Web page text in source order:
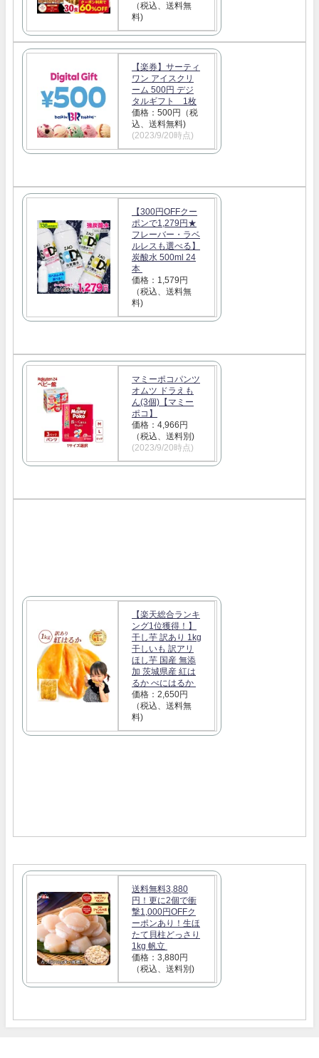
（税込、送料無
料)
【楽券】サーティ
ワン アイスクリ
ーム 500円 デジ
タルギフト 1枚
価格：500円（税
込、送料無料)
(2023/9/20時点)
【300円OFFクー
ポンで1,279円★
フレーバー・ラベ
ルレスも選べる】
炭酸水 500ml 24
本
価格：1,579円
（税込、送料無
料)
マミーポコパンツ
オムツ ドラえも
ん(3個)【マミー
ポコ】
価格：4,966円
（税込、送料別)
(2023/9/20時点)
【楽天総合ランキ
ング1位獲得！】
干し芋 訳あり 1kg
干しいも 訳アリ
ほし芋 国産 無添
加 茨城県産 紅は
るか べにはるか
価格：2,650円
（税込、送料無
料)
送料無料3,880
円！更に2個で衝
撃1,000円OFFク
ーポンあり！生ほ
たて貝柱どっさり
1kg 帆立
価格：3,880円
（税込、送料別)